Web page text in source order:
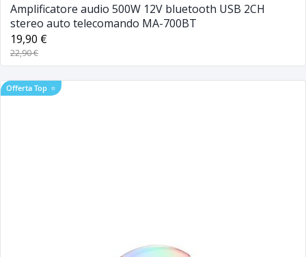
Amplificatore audio 500W 12V bluetooth USB 2CH
stereo auto telecomando MA-700BT
19,90 €
22,90 €
Offerta Top ⭐